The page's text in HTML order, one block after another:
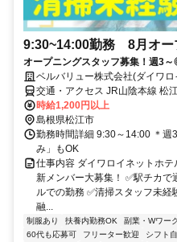
9:30~14:00勤務 8月オー
オープニングスタッフ募集！週3
ベルバリュー株式会社(ダイワ
交通・アクセス JR山陰本線 松
勤OK
時給1,200円以上
島根県松江市
勤務時間詳細 9:30～14:00 ＊週
み」もOK
仕事内容 ダイワロイネットホテ
新メンバー大募集！ ✅駅チカで
ルでの勤務 ✅清掃スタッフ未
融...
制服あり 扶養内勤務OK 副業・Wワー
60代も応募可
フリーター歓迎 シフト